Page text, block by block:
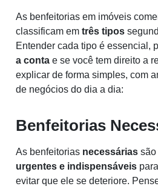
As benfeitorias em imóveis
classificam em três tipos
Entender cada tipo é essencial,
a conta e se você tem direito a
explicar de forma simples, com
de negócios do dia a dia:
Benfeitorias
As benfeitorias necessárias são
urgentes e indispensáveis
evitar que ele se deteriore.